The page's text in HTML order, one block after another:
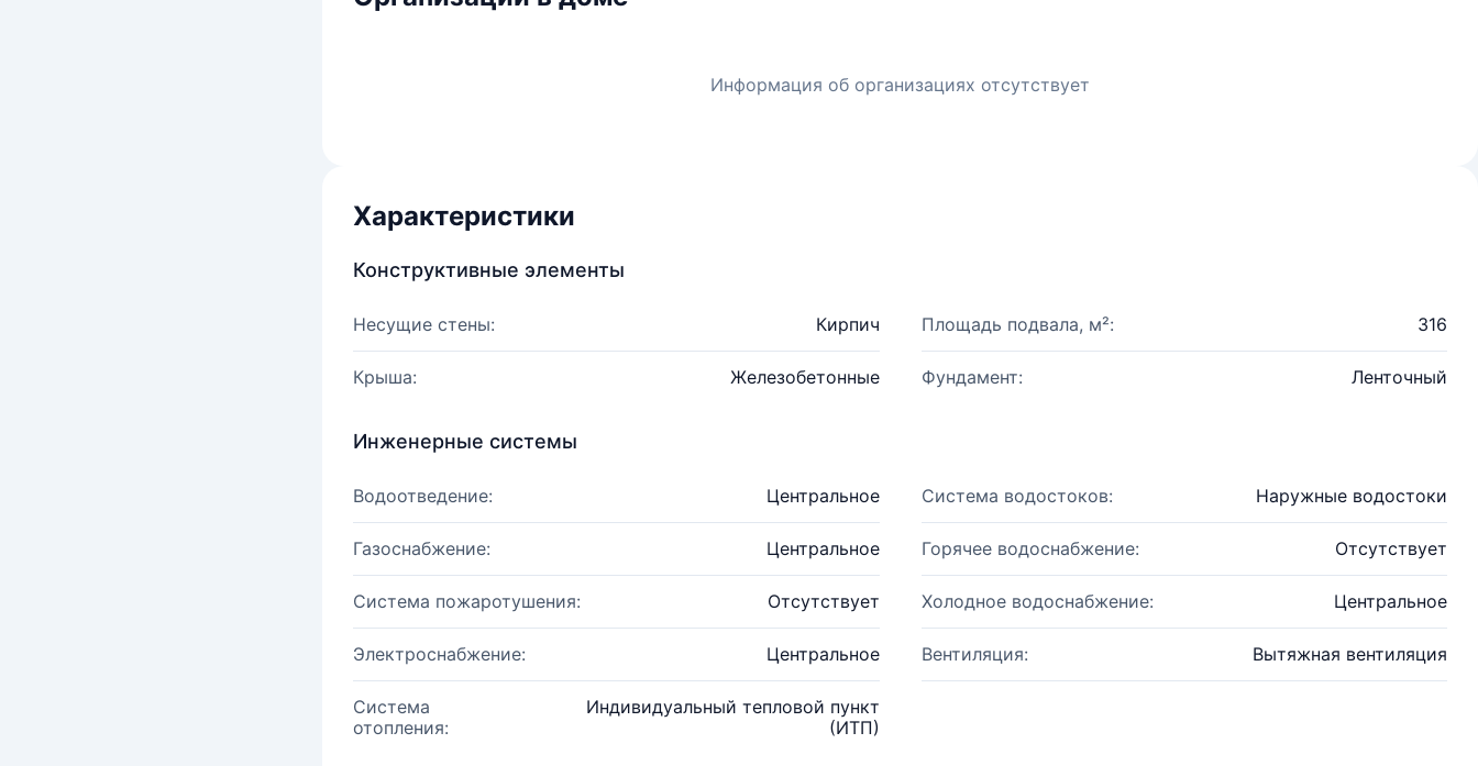
Информация об организациях отсутствует
Характеристики
Конструктивные элементы
Несущие стены: Кирпич Площадь подвала, м²: 316
Крыша: Железобетонные Фундамент: Ленточный
Инженерные системы
Водоотведение: Центральное Система водостоков: Наружные водостоки
Газоснабжение: Центральное Горячее водоснабжение: Отсутствует
Система пожаротушения: Отсутствует Холодное водоснабжение: Центральное
Электроснабжение: Центральное Вентиляция: Вытяжная вентиляция
Система
отопления:
Индивидуальный тепловой пункт
(ИТП)